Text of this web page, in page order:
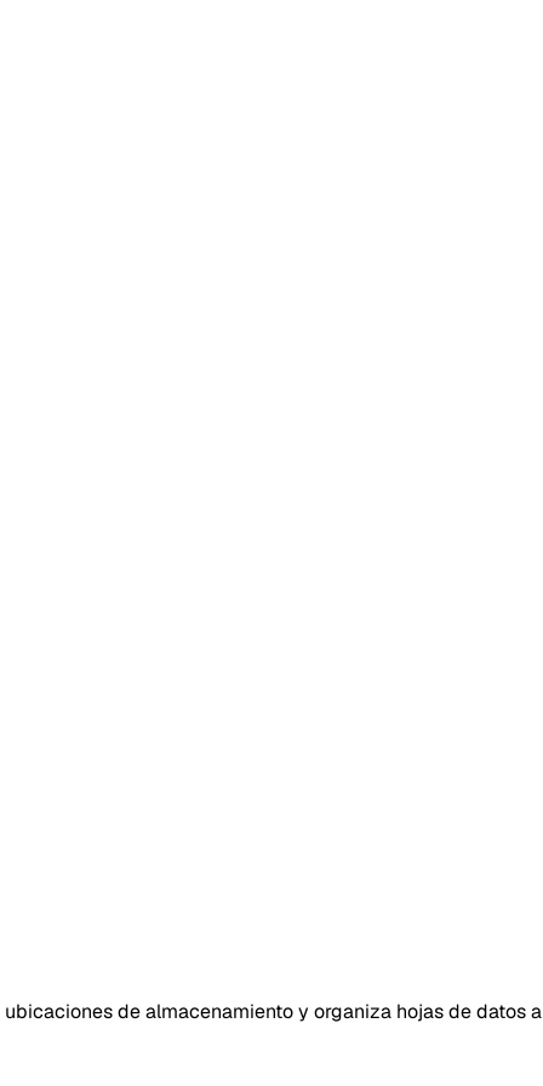
de almacenamiento y organiza hojas de datos a